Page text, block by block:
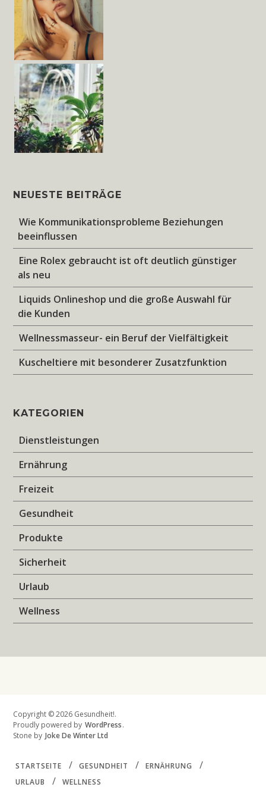
NEUESTE BEITRÄGE
Wie Kommunikationsprobleme Beziehungen
beeinflussen
Eine Rolex gebraucht ist oft deutlich günstiger
als neu
Liquids Onlineshop und die große Auswahl für
die Kunden
Wellnessmasseur- ein Beruf der Vielfältigkeit
Kuscheltiere mit besonderer Zusatzfunktion
KATEGORIEN
Dienstleistungen
Ernährung
Freizeit
Gesundheit
Produkte
Sicherheit
Urlaub
Wellness
Copyright © 2026 Gesundheit!.
Proudly powered by WordPress.
Stone by Joke De Winter Ltd
STARTSEITE GESUNDHEIT
ERNÄHRUNG
URLAUB
WELLNESS